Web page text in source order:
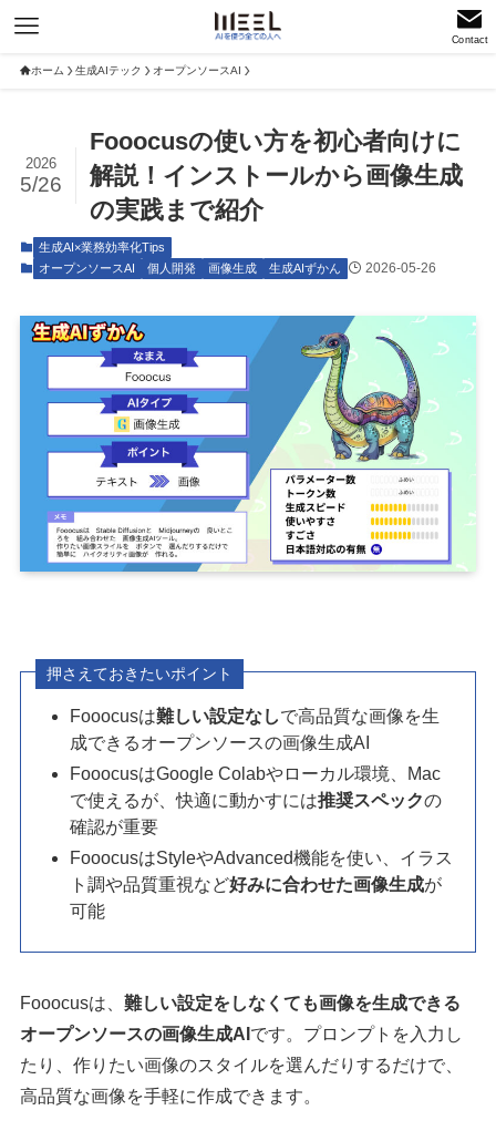
Contact
ホーム 生成AIテック オープンソースAI
Fooocusの使い方を初心者向けに
解説！インストールから画像生成
の実践まで紹介
2026
5/26
生成AI×業務効率化Tips
オープンソースAI
個人開発 画像生成 生成AIずかん 2026-05-26
押さえておきたいポイント
Fooocusは難しい設定なしで高品質な画像を生
成できるオープンソースの画像生成AI
FooocusはGoogle Colabやローカル環境、Mac
で使えるが、快適に動かすには推奨スペックの
確認が重要
FooocusはStyleやAdvanced機能を使い、イラス
ト調や品質重視など好みに合わせた画像生成が
可能
Fooocusは、 難しい設定をしなくても画像を生成できる
オープンソースの画像生成AI です。プロンプトを入力し
たり、作りたい画像のスタイルを選んだりするだけで、
高品質な画像を手軽に作成できます。